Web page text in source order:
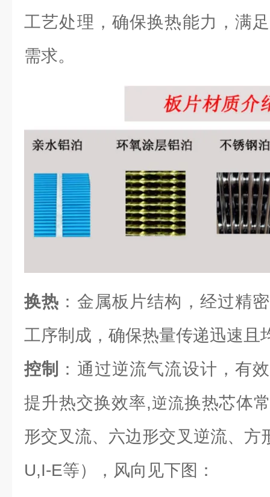
工艺处理，确保换热能力，满
需求。
换热 ：金属板片结构，经过精
工序制成，确保热量传递迅速且
控制
：通过逆流气流设计，有
提升热交换效率,逆流换热芯体
形交叉流、六边形交叉逆流、方
U,I-E等），风向见下图：